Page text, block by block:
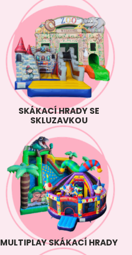
SKÁKACÍ HRADY SE
SKLUZAVKOU
MULTIPLAY SKÁKACÍ HRADY